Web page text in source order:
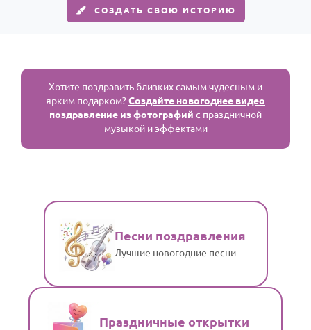
СОЗДАТЬ СВОЮ ИСТОРИЮ
Хотите поздравить близких самым чудесным и
ярким подарком?Создайте новогоднее видео
поздравление из фотографий с праздничной
музыкой и эффектами
Песни поздравления
Лучшие новогодние песни
Праздничные открытки